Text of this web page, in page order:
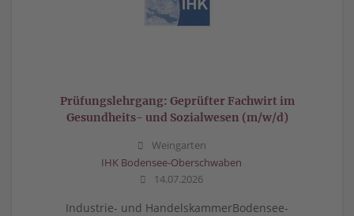
Prüfungslehrgang: Geprüfter Fachwirt im
Gesundheits- und Sozialwesen (m/w/d)
Weingarten
IHK Bodensee-Oberschwaben
14.07.2026
Industrie- und HandelskammerBodensee-